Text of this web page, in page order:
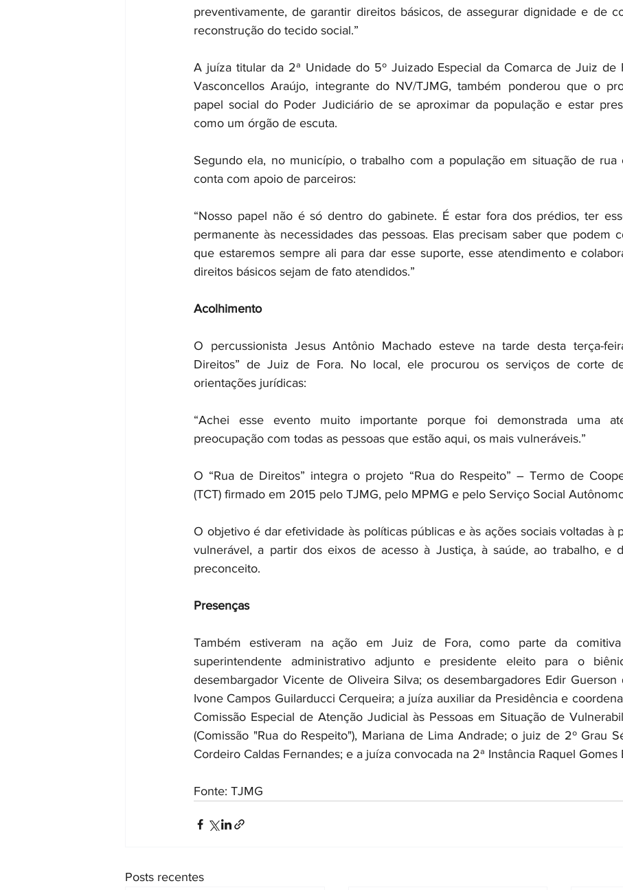
preventivamente, de garantir direitos básicos, de assegurar dignidade e de
reconstrução do tecido social.”
A juíza titular da 2ª Unidade do 5º Juizado Especial da Comarca de Juiz de
Vasconcellos Araújo, integrante do NV/TJMG, também ponderou que o
papel social do Poder Judiciário de se aproximar da população e estar
como um órgão de escuta.
Segundo ela, no município, o trabalho com a população em situação de
conta com apoio de parceiros:
“Nosso papel não é só dentro do gabinete. É estar fora dos prédios, ter
permanente às necessidades das pessoas. Elas precisam saber que podem
que estaremos sempre ali para dar esse suporte, esse atendimento e
direitos básicos sejam de fato atendidos.”
Acolhimento
O percussionista Jesus Antônio Machado esteve na tarde desta terça-
Direitos” de Juiz de Fora. No local, ele procurou os serviços de corte
orientações jurídicas:
“Achei esse evento muito importante porque foi demonstrada uma
preocupação com todas as pessoas que estão aqui, os mais vulneráveis.”
O “Rua de Direitos” integra o projeto “Rua do Respeito” – Termo de
(TCT) firmado em 2015 pelo TJMG, pelo MPMG e pelo Serviço Social
O objetivo é dar efetividade às políticas públicas e às ações sociais voltadas à
vulnerável, a partir dos eixos de acesso à Justiça, à saúde, ao trabalho, e
preconceito.
Presenças
Também estiveram na ação em Juiz de Fora, como parte da
superintendente administrativo adjunto e presidente eleito para o
desembargador Vicente de Oliveira Silva; os desembargadores Edir
Ivone Campos Guilarducci Cerqueira; a juíza auxiliar da Presidência e
Comissão Especial de Atenção Judicial às Pessoas em Situação de
(Comissão "Rua do Respeito"), Mariana de Lima Andrade; o juiz de 2º Grau
Cordeiro Caldas Fernandes; e a juíza convocada na 2ª Instância Raquel Gomes
Fonte: TJMG
Posts recentes